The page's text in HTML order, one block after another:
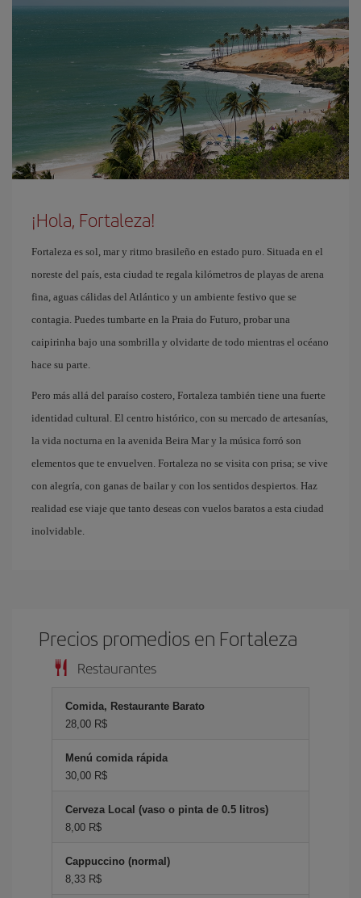
¡Hola, Fortaleza!
Fortaleza es sol, mar y ritmo brasileño en estado puro. Situada en el
noreste del país, esta ciudad te regala kilómetros de playas de arena
fina, aguas cálidas del Atlántico y un ambiente festivo que se
contagia. Puedes tumbarte en la Praia do Futuro, probar una
caipirinha bajo una sombrilla y olvidarte de todo mientras el océano
hace su parte.
Pero más allá del paraíso costero, Fortaleza también tiene una fuerte
identidad cultural. El centro histórico, con su mercado de artesanías,
la vida nocturna en la avenida Beira Mar y la música forró son
elementos que te envuelven. Fortaleza no se visita con prisa; se vive
con alegría, con ganas de bailar y con los sentidos despiertos. Haz
realidad ese viaje que tanto deseas con vuelos baratos a esta ciudad
inolvidable.
Precios promedios en Fortaleza
Restaurantes
Comida, Restaurante Barato
28,00 R$
Menú comida rápida
30,00 R$
Cerveza Local (vaso o pinta de 0.5 litros)
8,00 R$
Cappuccino (normal)
8,33 R$